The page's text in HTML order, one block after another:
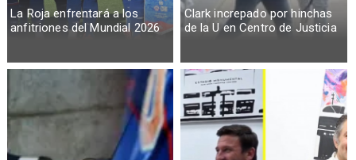
La Roja enfrentará a los
anfitriones del Mundial 2026
Clark increpado por hinchas
de la U en Centro de Justicia